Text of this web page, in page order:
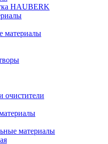
HAUBERK
материалы
очистители
материалы